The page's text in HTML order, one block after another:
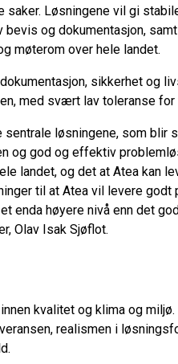
saker. Løsningene vil gi
og dokumentasjon,
møterom over hele landet.
sikkerhet og
med svært lav toleranse
løsningene, som blir
og god og effektiv
landet, og det at Atea kan
til at Atea vil levere godt
enda høyere nivå enn det
Olav Isak Sjøflot.
kvalitet og klima og miljø.
realismen i